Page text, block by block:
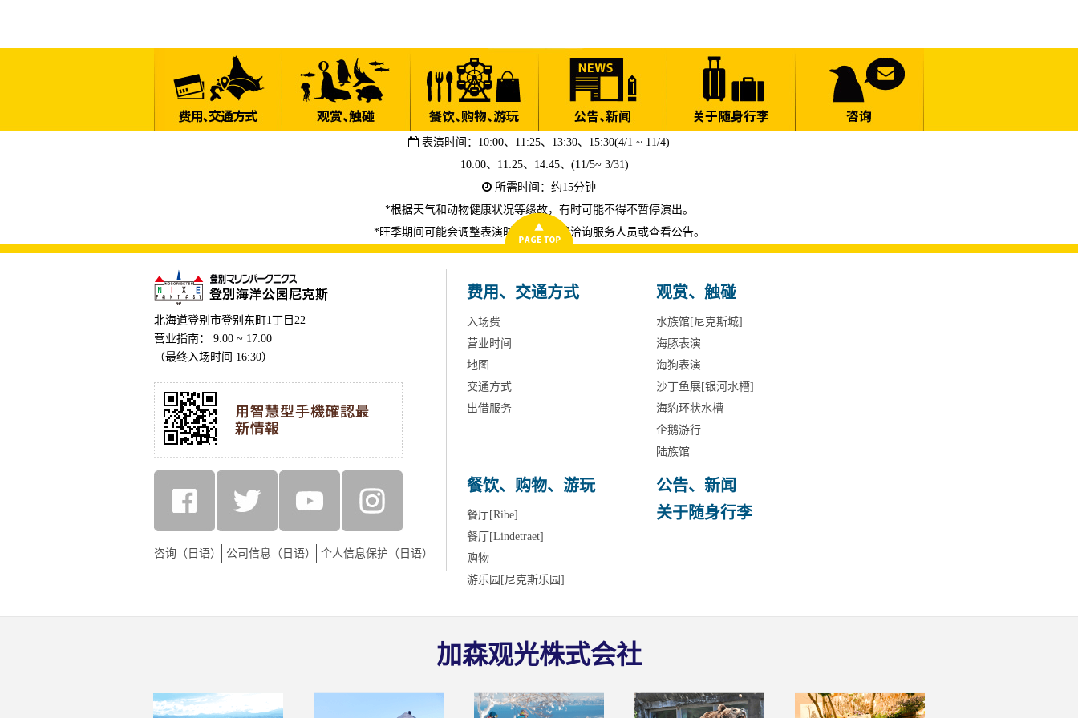
表演时间：10:00、11:25、13:30、15:30(4/1 ~ 11/4)
10:00、11:25、14:45、(11/5~ 3/31)
所需时间：约15分钟
*根据天气和动物健康状况等缘故，有时可能不得不暂停演出。
*旺季期间可能会调整表演时刻，详情请洽询服务人员或查看公告。
北海道登别市登别东町1丁目22
营业指南： 9:00 ~ 17:00
（最终入场时间 16:30）
咨询（日语） 公司信息（日语） 个人信息保护（日语）
费用、交通方式
入场费
营业时间
地图
交通方式
出借服务
观赏、触碰
水族馆[尼克斯城]
海豚表演
海狗表演
沙丁鱼展[银河水槽]
海豹环状水槽
企鹅游行
陆族馆
餐饮、购物、游玩
餐厅[Ribe]
餐厅[Lindetraet]
购物
游乐园[尼克斯乐园]
公告、新闻
关于随身行李
加森观光株式会社